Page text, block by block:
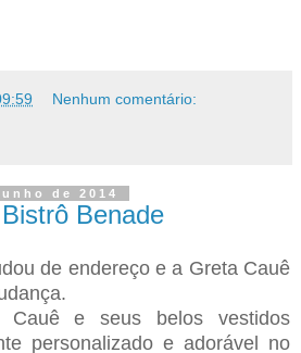
Nenhum comentário:
de 2014
Benade
de endereço e a Greta Cauê
Cauê e seus belos vestidos
personalizado e adorável no